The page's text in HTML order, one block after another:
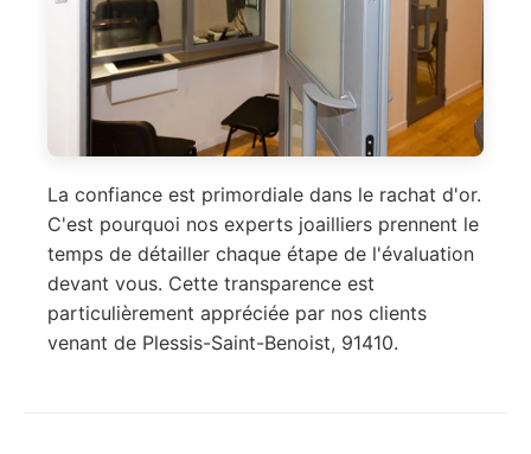
La confiance est primordiale dans le rachat d'or.
C'est pourquoi nos experts joailliers prennent le
temps de détailler chaque étape de l'évaluation
devant vous. Cette transparence est
particulièrement appréciée par nos clients
venant de Plessis-Saint-Benoist, 91410.